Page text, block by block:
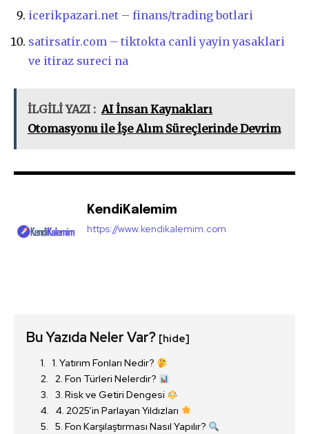
icerikpazari.net – finans/trading botlari
satirsatir.com – tiktokta canli yayin yasaklari
ve itiraz sureci na
İLGİLİ YAZI : AI İnsan Kaynakları
Otomasyonu ile İşe Alım Süreçlerinde Devrim
KendiKalemim
https://www.kendikalemim.com
Bu Yazıda Neler Var? [hide]
1. Yatırım Fonları Nedir?
2. Fon Türleri Nelerdir?
3. Risk ve Getiri Dengesi
4. 2025’in Parlayan Yıldızları
5. Fon Karşılaştırması Nasıl Yapılır?